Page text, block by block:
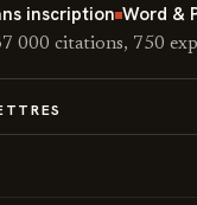
inscription Word &
000 citations, 750